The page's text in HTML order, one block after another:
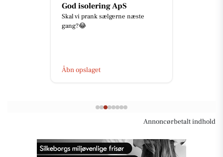
God isolering ApS
Skal vi prank sælgerne næste
gang?😂
Åbn opslaget
Annoncørbetalt indhold